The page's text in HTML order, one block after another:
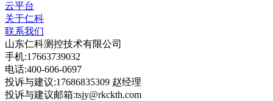
云平台
关于仁科
联系我们
山东仁科测控技术有限公司
手机:17663739032
电话:400-606-0697
投诉与建议:17686835309 赵经理
投诉与建议邮箱:tsjy@rkckth.com